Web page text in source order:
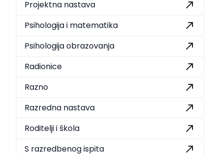
Projektna nastava
Psihologija i matematika
Psihologija obrazovanja
Radionice
Razno
Razredna nastava
Roditelji i škola
S razredbenog ispita